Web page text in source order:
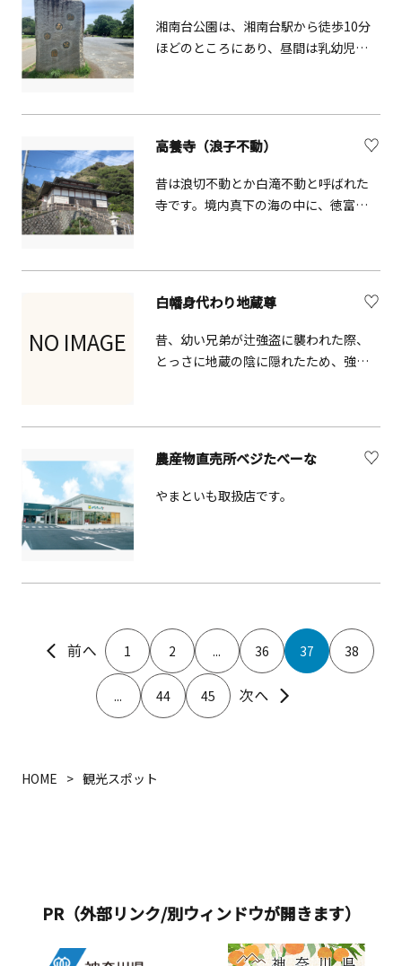
湘南台公園は、湘南台駅から徒歩10分
ほどのところにあり、昼間は乳幼児を
ート（有料）や芝生広場、遊具広場な
どがあり、来園者の活気にあふれた声
が聞こえてきます。園内にはベンチも
多数設置されており、木漏れ日の中で
読書を楽しむ来園者も見られます。
高養寺（浪子不動）
昔は浪切不動とか白滝不動と呼ばれた
寺です。境内真下の海の中に、徳富蘇
主人公の片岡浪江子にあやかり、浪子
NO IMAGE
白幡身代わり地蔵尊
昔、幼い兄弟が辻強盗に襲われた際、
とっさに地蔵の陰に隠れたため、強盗
った地蔵尊で、地元の人の信仰を集め
農産物直売所ベジたべーな
やまといも取扱店です。
1 2 ... 36 37 38
... 44 45
HOME 観光スポット
PR（外部リンク/別ウィンドウが開きます）